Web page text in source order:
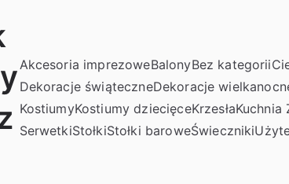
Akcesoria imprezoweBalonyBez kategorii
Dekoracje świąteczneDekoracje
KostiumyKostiumy dziecięceKrzesłaKuchnia
SerwetkiStołkiStołki baroweŚwieczniki